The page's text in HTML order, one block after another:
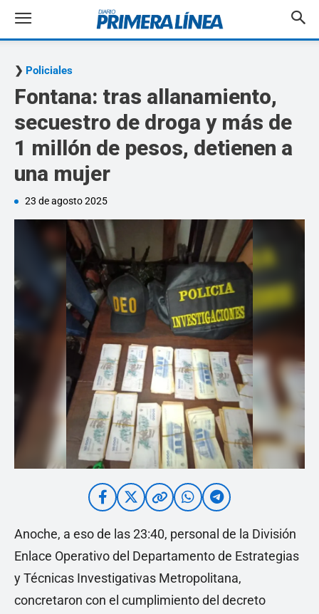
Policiales
Fontana: tras allanamiento,
secuestro de droga y más de
1 millón de pesos, detienen a
una mujer
23 de agosto 2025
Anoche, a eso de las 23:40, personal de la División
Enlace Operativo del Departamento de Estrategias
y Técnicas Investigativas Metropolitana,
concretaron con el cumplimiento del decreto